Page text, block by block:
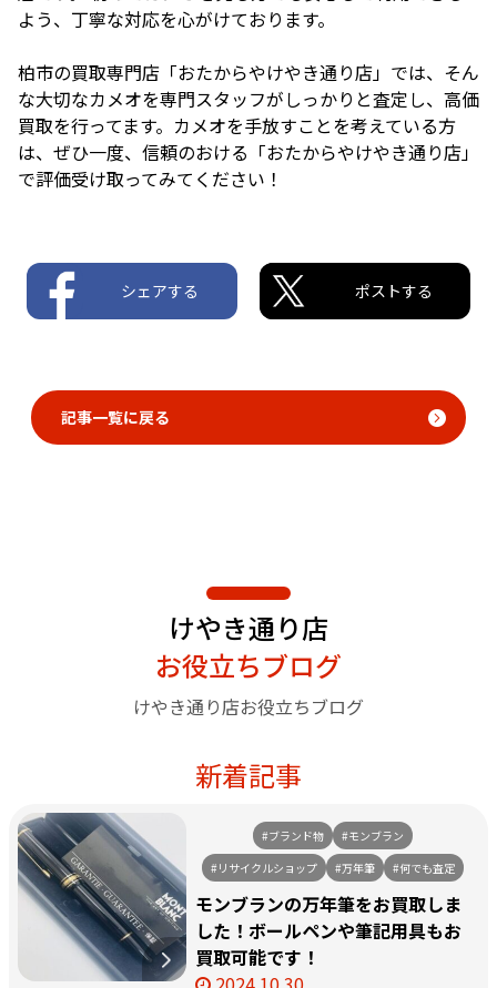
よう、丁寧な対応を心がけております。
柏市の買取専門店「おたからやけやき通り店」では、そん
な大切なカメオを専門スタッフがしっかりと査定し、高価
買取を行ってます。カメオを手放すことを考えている方
は、ぜひ一度、信頼のおける「おたからやけやき通り店」
で評価受け取ってみてください！
シェアする ポストする
記事一覧に戻る
けやき通り店
お役立ちブログ
けやき通り店お役立ちブログ
新着記事
#ブランド物
#モンブラン
#リサイクルショップ
#万年筆 #何でも査定
モンブランの万年筆をお買取しま
した！ボールペンや筆記用具もお
買取可能です！